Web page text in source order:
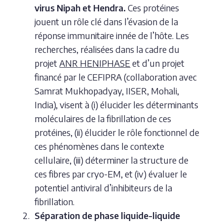
virus Nipah et Hendra. Ces protéines
jouent un rôle clé dans l’évasion de la
réponse immunitaire innée de l’hôte. Les
recherches, réalisées dans la cadre du
projet ANR HENIPHASE et d’un projet
financé par le CEFIPRA (collaboration avec
Samrat Mukhopadyay, IISER, Mohali,
India), visent à (i) élucider les déterminants
moléculaires de la fibrillation de ces
protéines, (ii) élucider le rôle fonctionnel de
ces phénomènes dans le contexte
cellulaire, (iii) déterminer la structure de
ces fibres par cryo-EM, et (iv) évaluer le
potentiel antiviral d’inhibiteurs de la
fibrillation.
Séparation de phase liquide-liquide